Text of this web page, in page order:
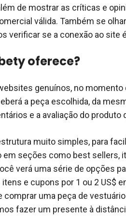
de mostrar as críticas e
válida. Também se
verificar se a conexão ao site
oferece?
genuínos, no
a peça escolhida, da
e a avaliação do produto
muito simples, para
em seções como best sellers,
verá uma série de opções
itens e cupons por 1 ou 2 US$
comprar uma peça de
fazer um presente à